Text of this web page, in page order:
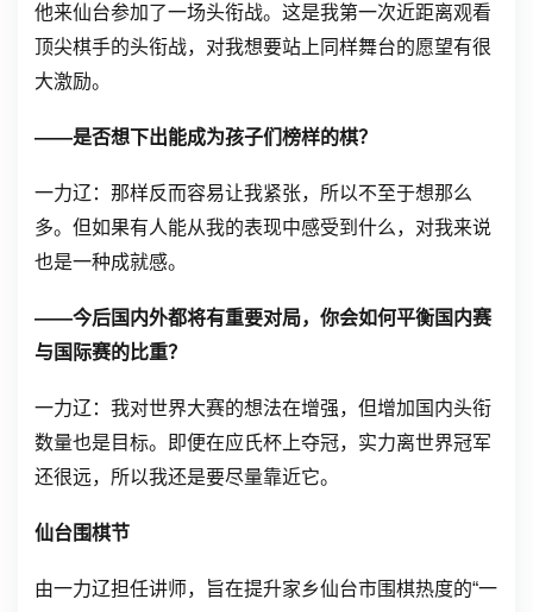
他来仙台参加了一场头衔战。这是我第一次近距离观看
顶尖棋手的头衔战，对我想要站上同样舞台的愿望有很
大激励。
——是否想下出能成为孩子们榜样的棋？
一力辽：那样反而容易让我紧张，所以不至于想那么
多。但如果有人能从我的表现中感受到什么，对我来说
也是一种成就感。
——今后国内外都将有重要对局，你会如何平衡国内赛
与国际赛的比重？
一力辽：我对世界大赛的想法在增强，但增加国内头衔
数量也是目标。即便在应氏杯上夺冠，实力离世界冠军
还很远，所以我还是要尽量靠近它。
仙台围棋节
由一力辽担任讲师，旨在提升家乡仙台市围棋热度的“一